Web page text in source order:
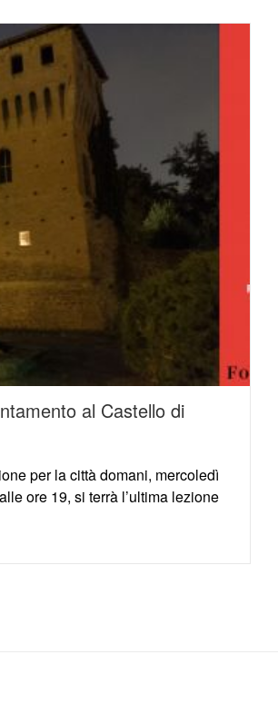
al Castello di
per la città domani, mercoledì
ore 19, si terrà l’ultima lezione